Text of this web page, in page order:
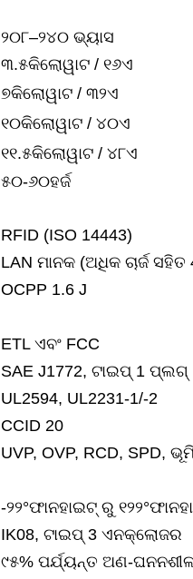
୨୦୮–୨୪୦ ଭ୍ୟାସ
୩.୫କିଲୋୱାଟ / ୧୬ଏ
୭କିଲୋୱାଟ / ୩୨ଏ
୧୦କିଲୋୱାଟ / ୪୦ଏ
୧୧.୫କିଲୋୱାଟ / ୪୮ଏ
୫୦-୬୦ହର୍ଜ
RFID (ISO 14443)
LAN ମାନକ (ଅଧିକ ଚାର୍ଜ
OCPP 1.6 J
ETL ଏବଂ FCC
SAE J1772, ଟାଇପ୍ 1 ପ୍ଲଗ୍
UL2594, UL2231-1/-2
CCID 20
UVP, OVP, RCD,
-୨୨°ଫାନହାଇଟ୍ ରୁ
IK08, ଟାଇପ୍ 3 ଏନକ୍ଲୋଜର
୯୫% ପର୍ଯ୍ୟନ୍ତ ଅଣ-